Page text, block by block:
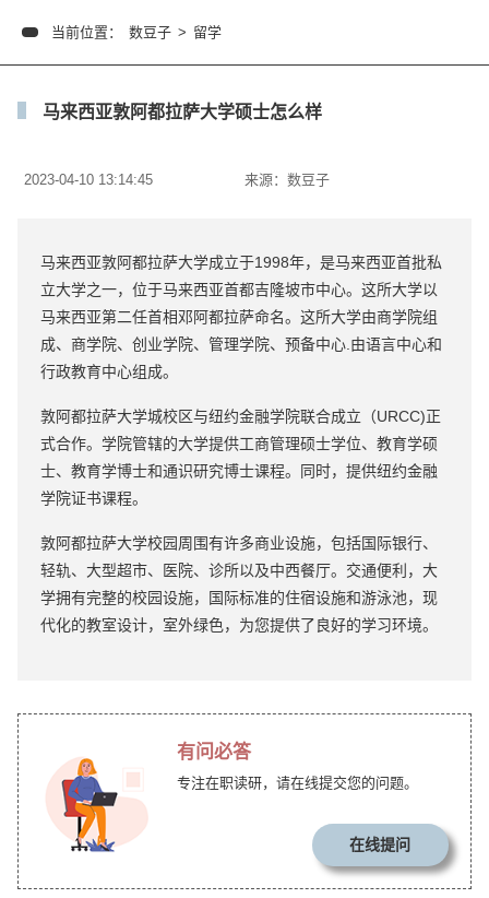
当前位置： 数豆子 > 留学
马来西亚敦阿都拉萨大学硕士怎么样
2023-04-10 13:14:45 来源： 数豆子
马来西亚敦阿都拉萨大学成立于1998年，是马来西亚首批私
立大学之一，位于马来西亚首都吉隆坡市中心。这所大学以
马来西亚第二任首相邓阿都拉萨命名。这所大学由商学院组
成、商学院、创业学院、管理学院、预备中心.由语言中心和
行政教育中心组成。
敦阿都拉萨大学城校区与纽约金融学院联合成立（URCC)正
式合作。学院管辖的大学提供工商管理硕士学位、教育学硕
士、教育学博士和通识研究博士课程。同时，提供纽约金融
学院证书课程。
敦阿都拉萨大学校园周围有许多商业设施，包括国际银行、
轻轨、大型超市、医院、诊所以及中西餐厅。交通便利，大
学拥有完整的校园设施，国际标准的住宿设施和游泳池，现
代化的教室设计，室外绿色，为您提供了良好的学习环境。
有问必答
专注在职读研，请在线提交您的问题。
在线提问